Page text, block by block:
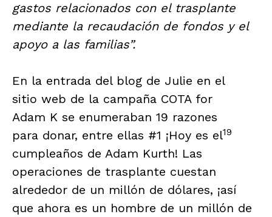
gastos relacionados con el trasplante
mediante la recaudación de fondos y el
apoyo a las familias”.
En la entrada del blog de Julie en el
sitio web de la campaña COTA for
Adam K se enumeraban 19 razones
para donar, entre ellas #1 ¡Hoy es el19
cumpleaños de Adam Kurth! Las
operaciones de trasplante cuestan
alrededor de un millón de dólares, ¡así
que ahora es un hombre de un millón de